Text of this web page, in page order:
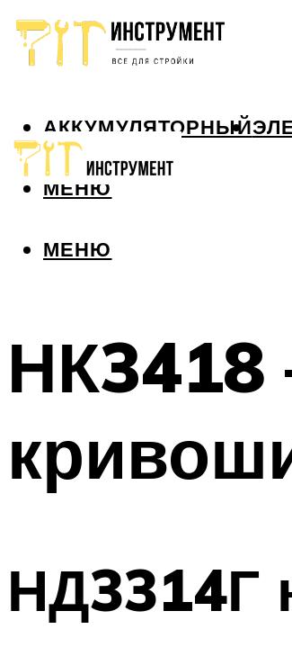
АККУМУЛЯТОРНЫЙ
МЕНЮ
МЕНЮ
НД3314Г